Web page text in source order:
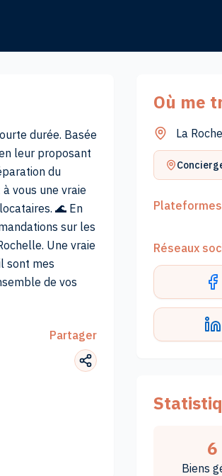
durée. Basée
leur proposant
du
vous une vraie
🌊 En
sur les
Une vraie
sont mes
de vos
Partager
Où me
La
Réseaux
6
Biens